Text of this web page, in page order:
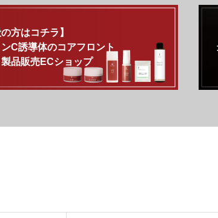
の方はコチラ】
ンC誘導体のコアフロント
製品販売ECショップ